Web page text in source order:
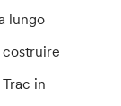
lungo
in